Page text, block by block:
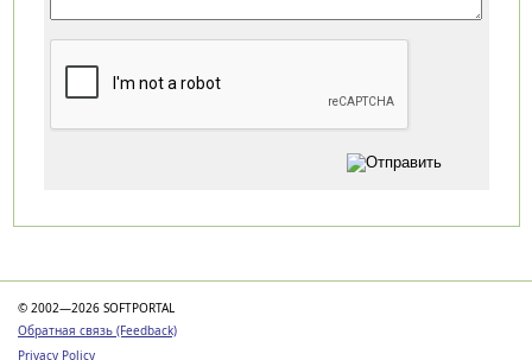
© 2002—2026 SOFTPORTAL
Обратная связь (Feedback)
Privacy Policy